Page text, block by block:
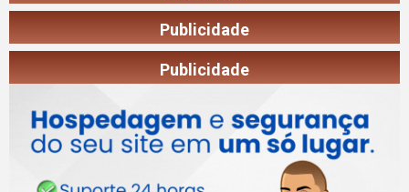
Publicidade
Publicidade